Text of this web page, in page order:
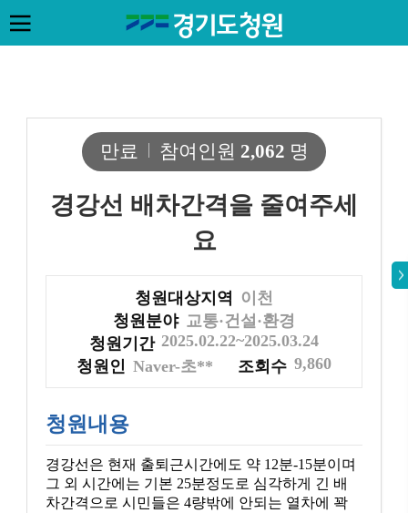
만료 참여인원 2,062 명
경강선 배차간격을 줄여주세
요
청원대상지역 이천
청원분야 교통·건설·환경
청원기간 2025.02.22~2025.03.24
청원인 Naver-초** 조회수 9,860
청원내용
경강선은 현재 출퇴근시간에도 약 12분-15분이며
그 외 시간에는 기본 25분정도로 심각하게 긴 배
차간격으로 시민들은 4량밖에 안되는 열차에 꽉